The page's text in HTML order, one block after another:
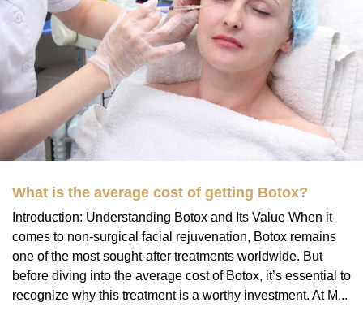
What is the average cost of getting Botox?
Introduction: Understanding Botox and Its Value When it
comes to non-surgical facial rejuvenation, Botox remains
one of the most sought-after treatments worldwide. But
before diving into the average cost of Botox, it’s essential to
recognize why this treatment is a worthy investment. At M...